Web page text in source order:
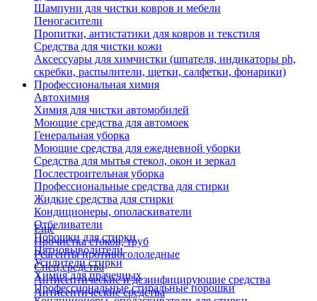
Шампуни для чистки ковров и мебели
Пеногасители
Пропитки, антистатики для ковров и текстиля
Средства для чистки кожи
Аксессуары для химчистки (шпателя, индикаторы ph,
скребки, распылители, щетки, салфетки, фонарики)
Профессиональная химия
Автохимия
Химия для чистки автомобилей
Моющие средства для автомоек
Генеральная уборка
Моющие средства для ежедневной уборки
Средства для мытья стекол, окон и зеркал
Послестроительная уборка
Профессиональные средства для стирки
Жидкие средства для стирки
Кондиционеры, ополаскиватели
Отбеливатели
Порошки для стирки
Пятновыводители
Усилители стирки
Химия для прачечных
Профессиональные стиральные порошки
Еще
Прочистка стоков, труб
Реагенты противогололедные
Спец.средства
Антисептические и дезинфицирующие средства
Антисептические средства